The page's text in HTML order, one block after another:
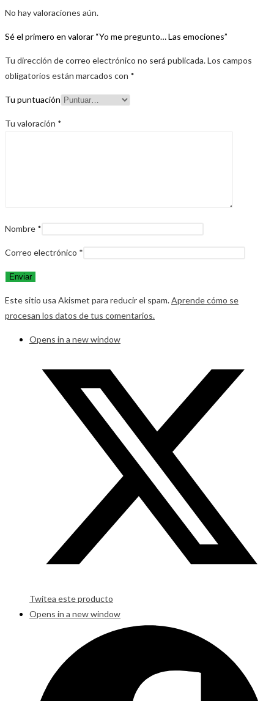
No hay valoraciones aún.
Sé el primero en valorar “Yo me pregunto… Las emociones”
Tu dirección de correo electrónico no será publicada.Los campos
obligatorios están marcados con *
Tu puntuación
Tu valoración *
Nombre *
Correo electrónico *
Este sitio usa Akismet para reducir el spam.Aprende cómo se
procesan los datos de tus comentarios.
Opens in a new window
Twitea este producto
Opens in a new window